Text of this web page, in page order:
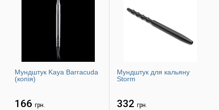
Мундштук Kaya Barracuda
(копія)
166 грн.
Мундштук для кальяну
Storm
332 грн.